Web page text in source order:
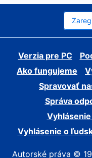
Verzia pre PC
Ako fungujeme
Spravovať
Správa
Vyhlásenie o
Autorské práva ©